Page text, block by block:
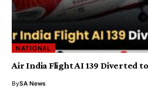
NATIONAL
Air India Flight AI 139 Diverted
BySA News